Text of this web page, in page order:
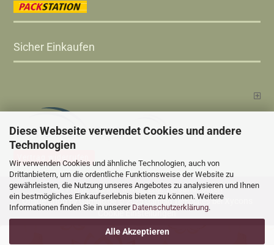
Diese Webseite verwendet Cookies und andere
Technologien
Wir verwenden Cookies und ähnliche Technologien, auch von
Drittanbietern, um die ordentliche Funktionsweise der Website zu
gewährleisten, die Nutzung unseres Angebotes zu analysieren und Ihnen
ein bestmögliches Einkaufserlebnis bieten zu können. Weitere
Informationen finden Sie in unserer Datenschutzerklärung.
Alle Akzeptieren
Sicher Einkaufen
Alle Preise sind inkl. MwSt., zzgl.Versandkosten
Online Shopby Gambio.de © 2025 Gambio Templates bei
Cookie Einstellungen